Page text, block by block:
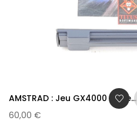
AMSTRAD : Jeu GX4000 - Fire...
60,00 €